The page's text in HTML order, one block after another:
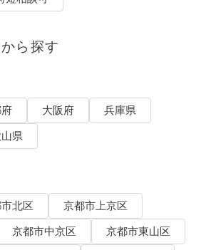
ら探す
大阪府
兵庫県
県
北区
京都市上京区
京都市中京区
京都市東山区